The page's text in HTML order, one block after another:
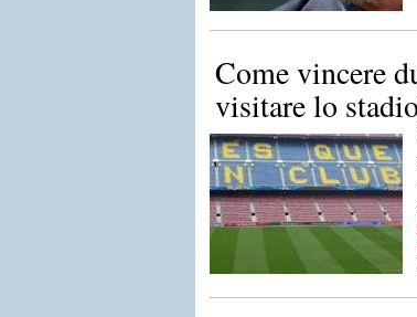
Come vincere
visitare lo